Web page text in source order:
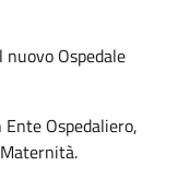
Ospedale
Ospedaliero,